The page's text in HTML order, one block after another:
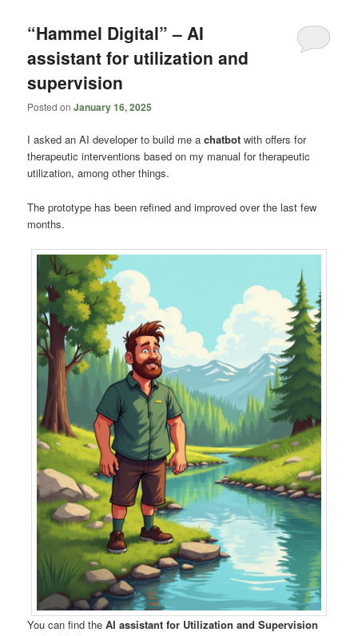
“Hammel Digital” – AI
assistant for utilization and
supervision
Posted onJanuary 16, 2025
I asked an AI developer to build me achatbot with offers for
therapeutic interventions based on my manual for therapeutic
utilization, among other things.
The prototype has been refined and improved over the last few
months.
You can find theAI assistant for Utilization and Supervision